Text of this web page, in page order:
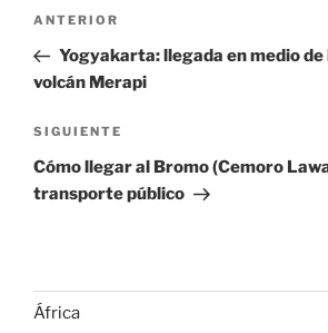
Navegación
entradas
Entrada
anterior:
ANTERIOR
Yogyakarta: llegada en medio de
volcán Merapi
Siguiente
entrada
SIGUIENTE
Cómo llegar al Bromo (Cemoro
transporte público
África